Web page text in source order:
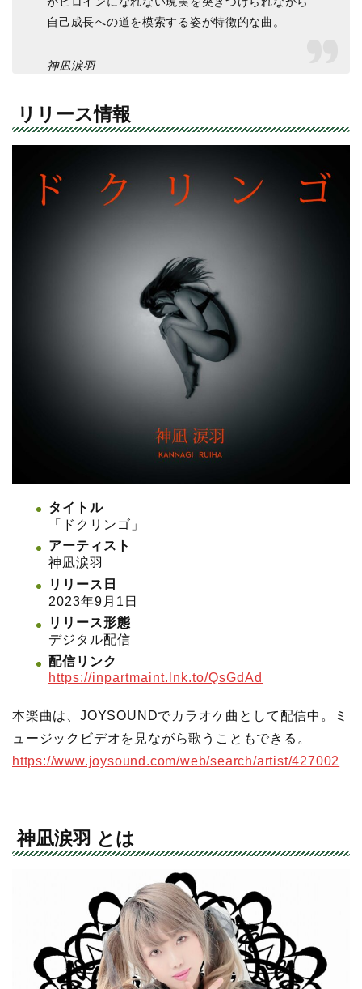
自己成長への道を模索する姿が特徴的な曲。
神凪涙羽
リリース情報
タイトル
「ドクリンゴ」
アーティスト
神凪涙羽
リリース日
2023年9月1日
リリース形態
デジタル配信
配信リンク
https://inpartmaint.lnk.to/QsGdAd
本楽曲は、JOYSOUNDでカラオケ曲として配信中。ミ
ュージックビデオを見ながら歌うこともできる。
https://www.joysound.com/web/search/artist/427002
神凪涙羽 とは